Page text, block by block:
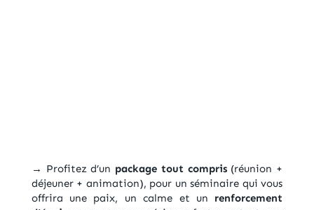
→ Profitez d’un package tout compris(réunion +
déjeuner + animation), pour un séminaire qui vous
offrira une paix, un calme et un renforcement